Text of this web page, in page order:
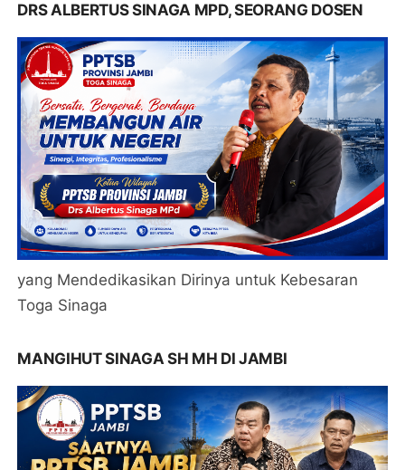
DRS ALBERTUS SINAGA MPD, SEORANG DOSEN
yang Mendedikasikan Dirinya untuk Kebesaran
Toga Sinaga
MANGIHUT SINAGA SH MH DI JAMBI